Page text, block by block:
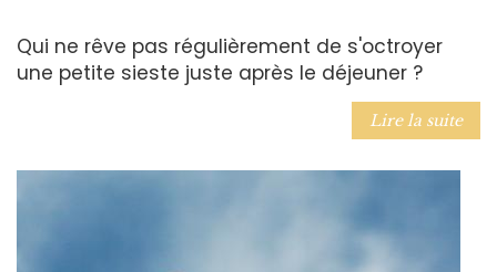
Qui ne rêve pas régulièrement de s'octroyer
une petite sieste juste après le déjeuner ?
Lire la suite